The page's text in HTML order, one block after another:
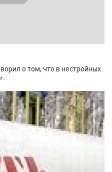
о том, что в нестройных